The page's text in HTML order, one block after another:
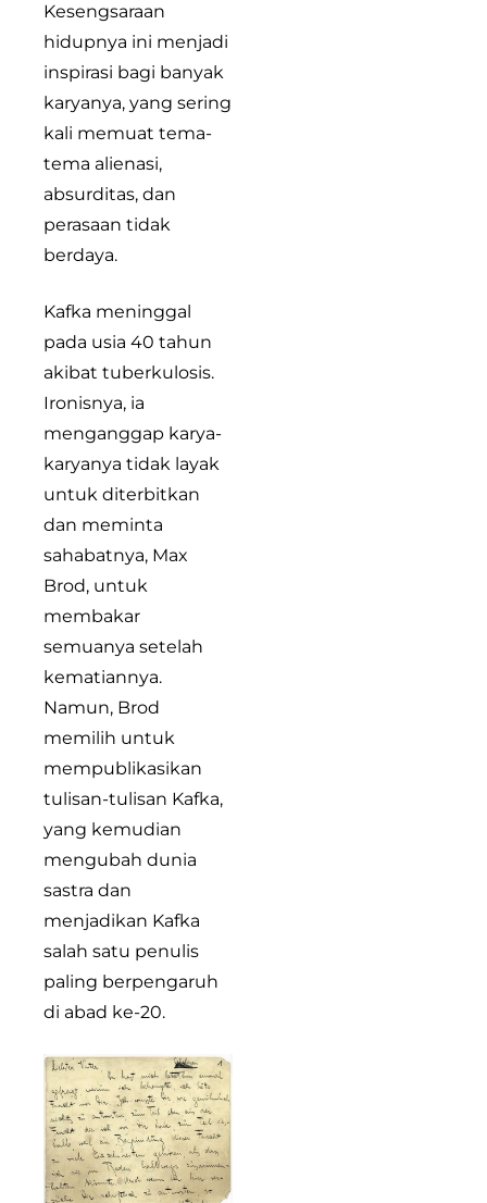
Kesengsaraan
hidupnya ini menjadi
inspirasi bagi banyak
karyanya, yang sering
kali memuat tema-
tema alienasi,
absurditas, dan
perasaan tidak
berdaya.
Kafka meninggal
pada usia 40 tahun
akibat tuberkulosis.
Ironisnya, ia
menganggap karya-
karyanya tidak layak
untuk diterbitkan
dan meminta
sahabatnya, Max
Brod, untuk
membakar
semuanya setelah
kematiannya.
Namun, Brod
memilih untuk
mempublikasikan
tulisan-tulisan Kafka,
yang kemudian
mengubah dunia
sastra dan
menjadikan Kafka
salah satu penulis
paling berpengaruh
di abad ke-20.